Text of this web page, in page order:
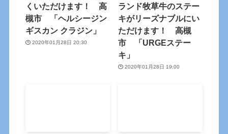
くいただけます！ 高
槻市 「ヘルシージン
ギスカン クラジン」
2020年01月28日 20:30
ランド牧草牛のステー
キがリーズナブルにい
ただけます！ 高槻
市 「URGEステー
キ」
2020年01月28日 19:00